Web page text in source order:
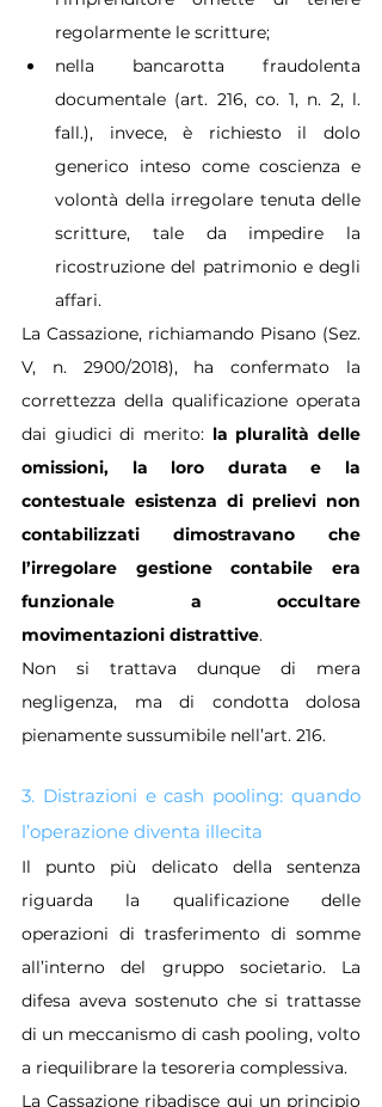
regolarmente le scritture;
nella bancarotta fraudolenta
documentale (art. 216, co. 1, n. 2, l.
fall.), invece, è richiesto il dolo
generico inteso come coscienza e
volontà della irregolare tenuta delle
scritture, tale da impedire la
ricostruzione del patrimonio e degli
affari.
La Cassazione, richiamando Pisano (Sez.
V, n. 2900/2018), ha confermato la
correttezza della qualificazione operata
dai giudici di merito: la pluralità delle
omissioni, la loro durata e la
contestuale esistenza di prelievi non
contabilizzati dimostravano che
l’irregolare gestione contabile era
funzionale a occultare
movimentazioni distrattive.
Non si trattava dunque di mera
negligenza, ma di condotta dolosa
pienamente sussumibile nell’art. 216.
3. Distrazioni e cash pooling: quando
l’operazione diventa illecita
Il punto più delicato della sentenza
riguarda la qualificazione delle
operazioni di trasferimento di somme
all’interno del gruppo societario. La
difesa aveva sostenuto che si trattasse
di un meccanismo di cash pooling, volto
a riequilibrare la tesoreria complessiva.
La Cassazione ribadisce qui un principio